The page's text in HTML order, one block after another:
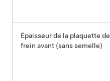
Épaisseur de la plaquette de
frein avant (sans semelle)